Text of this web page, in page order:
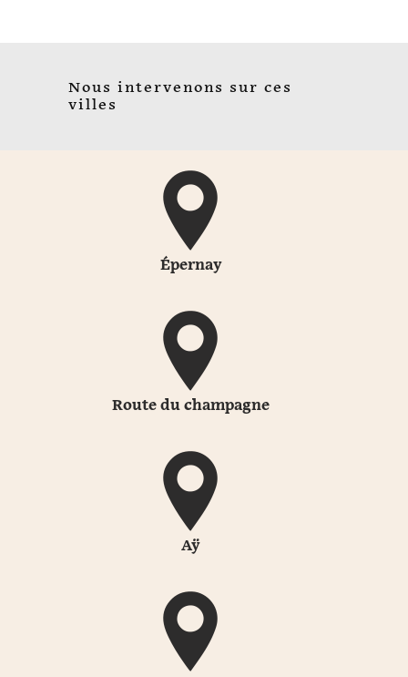
Nous intervenons sur ces
villes
Épernay
Route du champagne
Aÿ